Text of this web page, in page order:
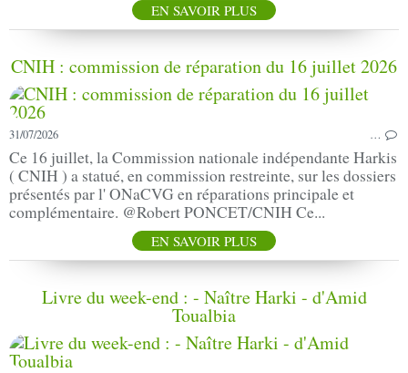
EN SAVOIR PLUS
CNIH : commission de réparation du 16 juillet 2026
31/07/2026 …
Ce 16 juillet, la Commission nationale indépendante Harkis
( CNIH ) a statué, en commission restreinte, sur les dossiers
présentés par l' ONaCVG en réparations principale et
complémentaire. @Robert PONCET/CNIH Ce...
EN SAVOIR PLUS
Livre du week-end : - Naître Harki - d'Amid
Toualbia